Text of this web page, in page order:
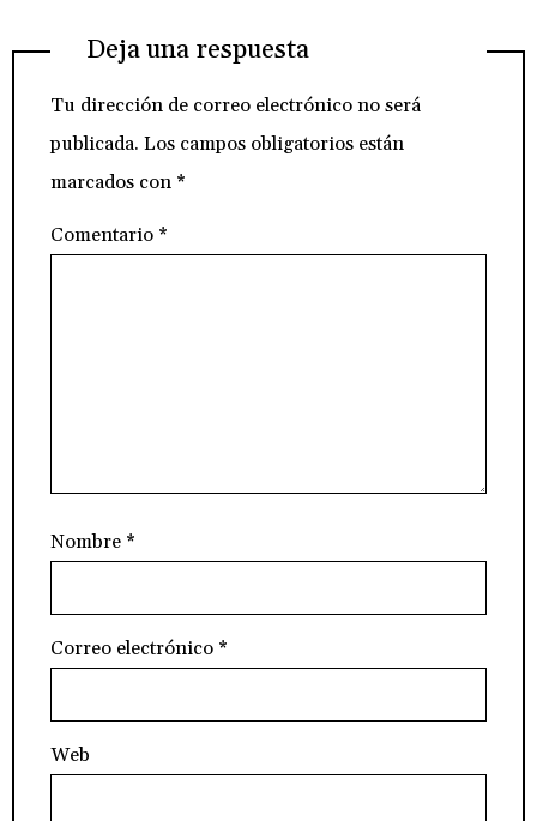
Deja una respuesta
Tu dirección de correo electrónico no será
publicada. Los campos obligatorios están
marcados con *
Comentario *
Nombre *
Correo electrónico *
Web